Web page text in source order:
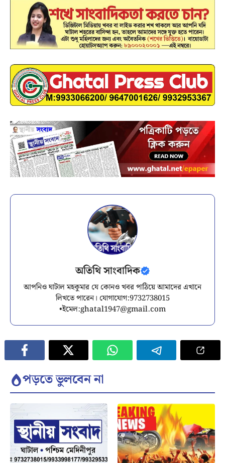
অতিথি সাংবাদিক
আপনিও ঘাটাল মহকুমার যে কোনও খবর পাঠিয়ে আমাদের এখানে
লিখতে পারেন। যোগাযোগ:9732738015
•ইমেল:ghatal1947@gmail.com
পড়তে ভুলবেন না